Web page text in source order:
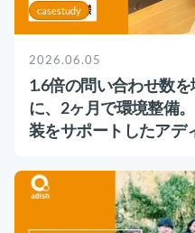
ブートキャンプ
CS人材育成プログラム
運用代行・人材派遣
カスタマーサクセス人
カスタマーサクセス
既存営業 AI BPO
カスタマーサポート代
多言語カスタマーサポ
意外と知ら
数の落とし
関数と、見
カスタマーサポ
顧客満足度
例とともに
カスタマーサ
casestudy
2026.06.05
1.6倍の問い合わせ数
に、2ヶ月で環境整備
装をサポートしたアデ